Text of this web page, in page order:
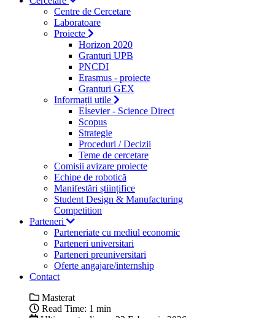
Centre de Cercetare
Laboratoare
Proiecte
Horizon 2020
Granturi UPB
PNCDI
Erasmus - proiecte
Granturi GEX
Informații utile
Elsevier - Science Direct
Scopus
Strategie
Proceduri / Decizii
Teme de cercetare
Comisii avizare proiecte
Echipe de robotică
Manifestări științifice
Student Design & Manufacturing
Competition
Parteneri
Parteneriate cu mediul economic
Parteneri universitari
Parteneri preuniversitari
Oferte angajare/internship
Contact
Masterat
Read Time: 1 min